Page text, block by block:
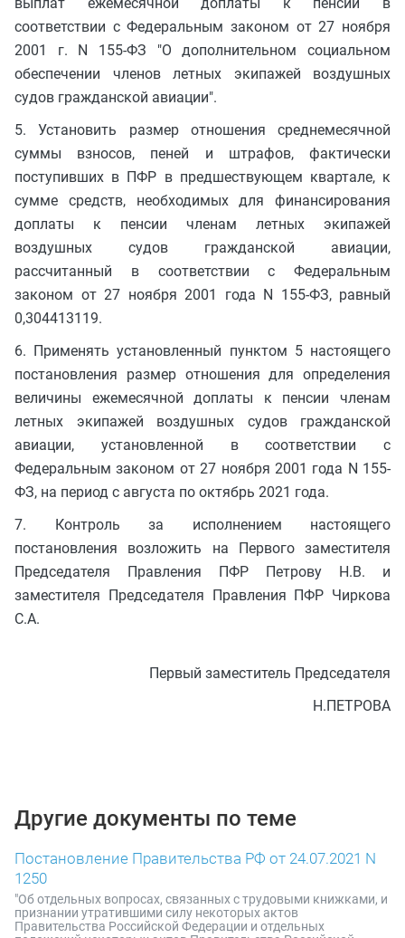
соответствии с Федеральным законом от 27 ноября
2001 г. N 155-ФЗ "О дополнительном социальном
обеспечении членов летных экипажей воздушных
судов гражданской авиации".
5. Установить размер отношения среднемесячной
суммы взносов, пеней и штрафов, фактически
поступивших в ПФР в предшествующем квартале, к
сумме средств, необходимых для финансирования
доплаты к пенсии членам летных экипажей
воздушных судов гражданской авиации,
рассчитанный в соответствии с Федеральным
законом от 27 ноября 2001 года N 155-ФЗ, равный
0,304413119.
6. Применять установленный пунктом 5 настоящего
постановления размер отношения для определения
величины ежемесячной доплаты к пенсии членам
летных экипажей воздушных судов гражданской
авиации, установленной в соответствии с
Федеральным законом от 27 ноября 2001 года N 155-
ФЗ, на период с августа по октябрь 2021 года.
7. Контроль за исполнением настоящего
постановления возложить на Первого заместителя
Председателя Правления ПФР Петрову Н.В. и
заместителя Председателя Правления ПФР Чиркова
С.А.
Первый заместитель Председателя
Н.ПЕТРОВА
Другие документы по теме
Постановление Правительства РФ от 24.07.2021 N
1250
"Об отдельных вопросах, связанных с трудовыми книжками, и
признании утратившими силу некоторых актов
Правительства Российской Федерации и отдельных